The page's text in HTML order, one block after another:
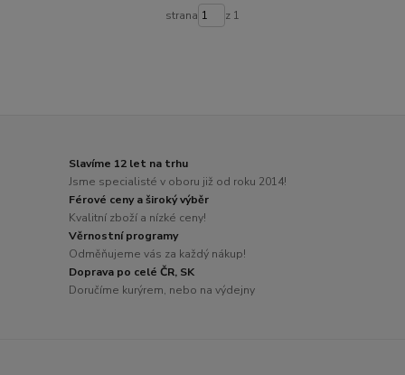
strana z 1
Slavíme 12 let na trhu
Jsme specialisté v oboru již od roku 2014!
Férové ceny a široký výběr
Kvalitní zboží a nízké ceny!
Věrnostní programy
Odměňujeme vás za každý nákup!
Doprava po celé ČR, SK
Doručíme kurýrem, nebo na výdejny